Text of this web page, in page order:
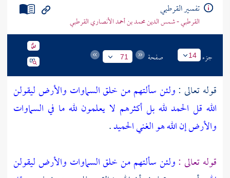
تفسير القرطبي
القرطبي - شمس الدين محمد بن أحمد الأنصاري القرطبي
جزء 14 صفحة 71
قوله تعالى :ولئن سألتهم من خلق السماوات والأرض ليقولن
الله قل الحمد لله بل أكثرهم لا يعلمون لله ما في السماوات
والأرض إن الله هو الغني الحميد.
قوله تعالى :ولئن سألتهم من خلق السماوات والأرض ليقولن